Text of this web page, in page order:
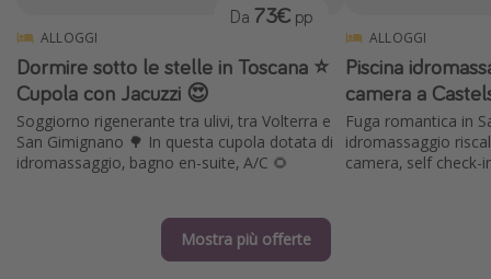
Tunisia
Malta
Canarie
Capo Verde
Vacanze last minute
ALLOGGI
Dormire sotto le stelle in Toscana ⭐️
Cupola con Jacuzzi 😍
Soggiorno rigenerante tra ulivi, tra Volterra e
San Gimignano 🌳 In questa cupola dotata di
idromassaggio, bagno en-suite, A/C 🌻
Da 73€ pp
ALLOGGI
Piscina
camera a
Fuga romantica in
idromassaggio
camera, self check-
Mostra più offerte